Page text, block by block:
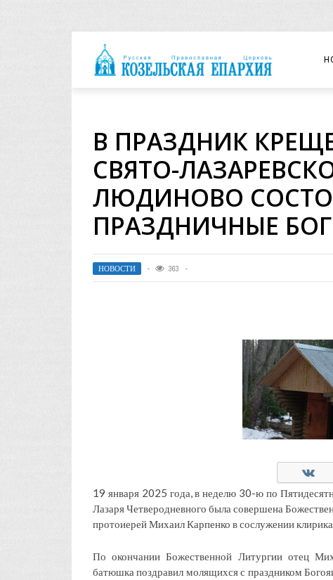
В ПРАЗДНИК
СВЯТО-
ЛЮДИНОВО
ПРАЗДНИЧНЫЕ
НОВОСТИ 363
19 января 2025 года, в неделю 30-ю по
Лазаря Четверодневного была совершена
протоиерей Михаил Карпенко в сослужении
По окончании Божественной Литургии отец
батюшка поздравил молящихся с праздником